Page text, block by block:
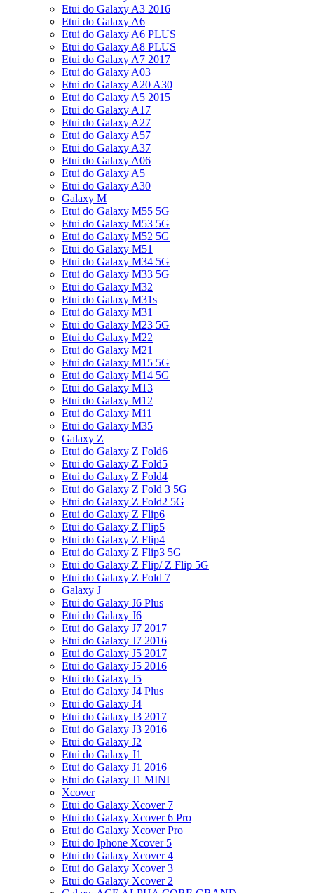
Etui do Galaxy A3 2016
Etui do Galaxy A6
Etui do Galaxy A6 PLUS
Etui do Galaxy A8 PLUS
Etui do Galaxy A7 2017
Etui do Galaxy A03
Etui do Galaxy A20 A30
Etui do Galaxy A5 2015
Etui do Galaxy A17
Etui do Galaxy A27
Etui do Galaxy A57
Etui do Galaxy A37
Etui do Galaxy A06
Etui do Galaxy A5
Etui do Galaxy A30
Galaxy M
Etui do Galaxy M55 5G
Etui do Galaxy M53 5G
Etui do Galaxy M52 5G
Etui do Galaxy M51
Etui do Galaxy M34 5G
Etui do Galaxy M33 5G
Etui do Galaxy M32
Etui do Galaxy M31s
Etui do Galaxy M31
Etui do Galaxy M23 5G
Etui do Galaxy M22
Etui do Galaxy M21
Etui do Galaxy M15 5G
Etui do Galaxy M14 5G
Etui do Galaxy M13
Etui do Galaxy M12
Etui do Galaxy M11
Etui do Galaxy M35
Galaxy Z
Etui do Galaxy Z Fold6
Etui do Galaxy Z Fold5
Etui do Galaxy Z Fold4
Etui do Galaxy Z Fold 3 5G
Etui do Galaxy Z Fold2 5G
Etui do Galaxy Z Flip6
Etui do Galaxy Z Flip5
Etui do Galaxy Z Flip4
Etui do Galaxy Z Flip3 5G
Etui do Galaxy Z Flip/ Z Flip 5G
Etui do Galaxy Z Fold 7
Galaxy J
Etui do Galaxy J6 Plus
Etui do Galaxy J6
Etui do Galaxy J7 2017
Etui do Galaxy J7 2016
Etui do Galaxy J5 2017
Etui do Galaxy J5 2016
Etui do Galaxy J5
Etui do Galaxy J4 Plus
Etui do Galaxy J4
Etui do Galaxy J3 2017
Etui do Galaxy J3 2016
Etui do Galaxy J2
Etui do Galaxy J1
Etui do Galaxy J1 2016
Etui do Galaxy J1 MINI
Xcover
Etui do Galaxy Xcover 7
Etui do Galaxy Xcover 6 Pro
Etui do Galaxy Xcover Pro
Etui do Iphone Xcover 5
Etui do Galaxy Xcover 4
Etui do Galaxy Xcover 3
Etui do Galaxy Xcover 2